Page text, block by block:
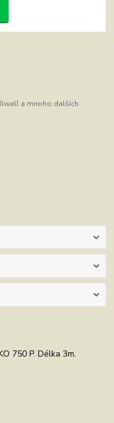
a mnoho dalších
750 P. Délka 3m.